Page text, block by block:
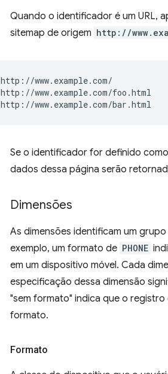
Quando o identificador é um URL,
sitemap de origem http://
http://www.example.com/
http://www.example.com/foo.html
Se o identificador for definido
dados dessa página serão
Dimensões
As dimensões identificam um
exemplo, um formato de PHONE
em um dispositivo móvel. Cada
especificação dessa dimensão
"sem formato" indica que o
formato.
Formato